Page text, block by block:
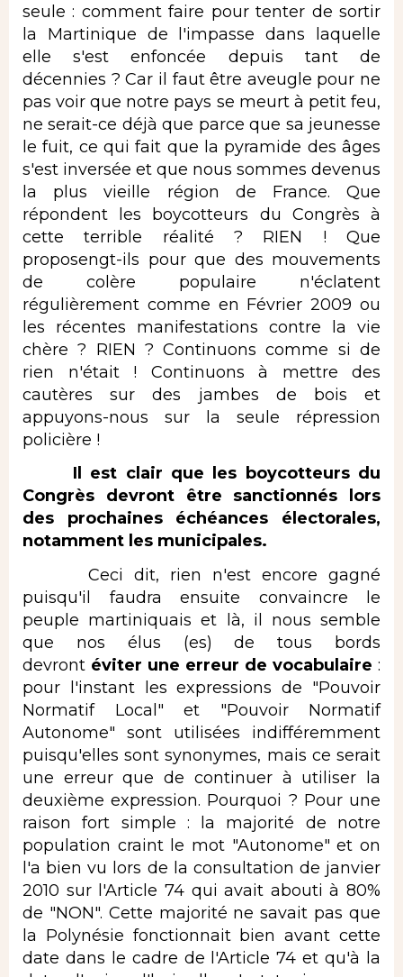
seule : comment faire pour tenter de sortir
la Martinique de l'impasse dans laquelle
elle s'est enfoncée depuis tant de
décennies ? Car il faut être aveugle pour ne
pas voir que notre pays se meurt à petit feu,
ne serait-ce déjà que parce que sa jeunesse
le fuit, ce qui fait que la pyramide des âges
s'est inversée et que nous sommes devenus
la plus vieille région de France. Que
répondent les boycotteurs du Congrès à
cette terrible réalité ? RIEN ! Que
proposengt-ils pour que des mouvements
de colère populaire n'éclatent
régulièrement comme en Février 2009 ou
les récentes manifestations contre la vie
chère ? RIEN ? Continuons comme si de
rien n'était ! Continuons à mettre des
cautères sur des jambes de bois et
appuyons-nous sur la seule répression
policière !
Il est clair que les boycotteurs du
Congrès devront être sanctionnés lors
des prochaines échéances électorales,
notamment les municipales.
Ceci dit, rien n'est encore gagné
puisqu'il faudra ensuite convaincre le
peuple martiniquais et là, il nous semble
que nos élus (es) de tous bords
devront éviter une erreur de vocabulaire :
pour l'instant les expressions de "Pouvoir
Normatif Local" et "Pouvoir Normatif
Autonome" sont utilisées indifféremment
puisqu'elles sont synonymes, mais ce serait
une erreur que de continuer à utiliser la
deuxième expression. Pourquoi ? Pour une
raison fort simple : la majorité de notre
population craint le mot "Autonome" et on
l'a bien vu lors de la consultation de janvier
2010 sur l'Article 74 qui avait abouti à 80%
de "NON". Cette majorité ne savait pas que
la Polynésie fonctionnait bien avant cette
date dans le cadre de l'Article 74 et qu'à la